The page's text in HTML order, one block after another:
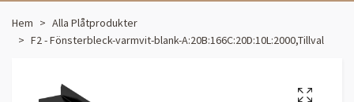
Hem
Alla Plåtprodukter
F2 - Fönsterbleck-varmvit-blank-A:20B:166C:20D:10L:2000,Tillval